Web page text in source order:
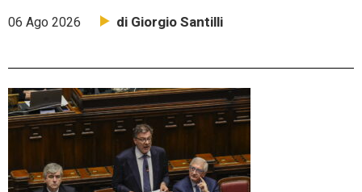
06 Ago 2026 di Giorgio Santilli